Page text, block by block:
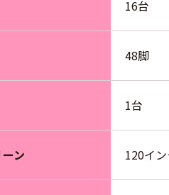
16台
48脚
1台
ン 120イ